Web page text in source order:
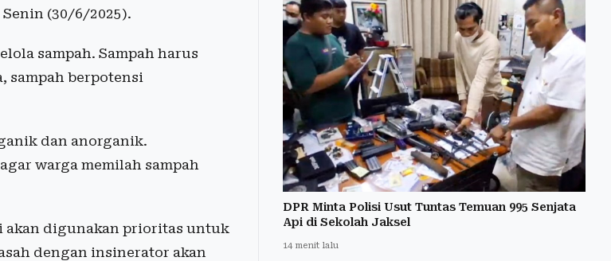
(30/6/2025).
sampah. Sampah harus
sampah berpotensi
dan anorganik.
warga memilah sampah
akan digunakan prioritas untuk
dengan insinerator akan
DPR Minta Polisi Usut Tuntas Temuan 995 Senjata
Api di Sekolah Jaksel
14 menit lalu